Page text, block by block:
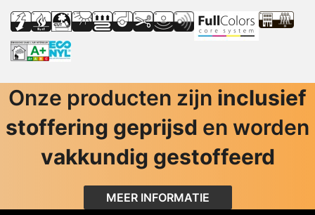
Onze producten zijn inclusief
stoffering geprijsd en worden
vakkundig gestoffeerd
MEER INFORMATIE